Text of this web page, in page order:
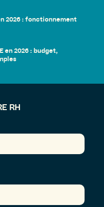
2026 : fonctionnement
en 2026 : budget,
RH